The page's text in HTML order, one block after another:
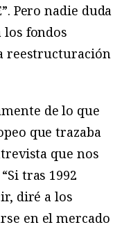
Pero nadie duda
los fondos
reestructuración
de lo que
que trazaba
que nos
tras 1992
diré a los
en el mercado